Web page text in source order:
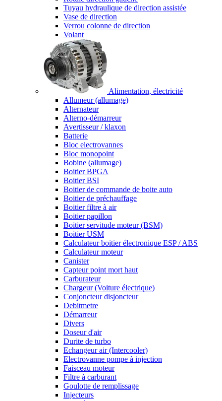
Tuyau hydraulique de direction assistée
Vase de direction
Verrou colonne de direction
Volant
Alimentation, électricité
Allumeur (allumage)
Alternateur
Alterno-démarreur
Avertisseur / klaxon
Batterie
Bloc electrovannes
Bloc monopoint
Bobine (allumage)
Boitier BPGA
Boitier BSI
Boitier de commande de boite auto
Boitier de préchauffage
Boitier filtre à air
Boitier papillon
Boitier servitude moteur (BSM)
Boitier USM
Calculateur boitier électronique ESP / ABS
Calculateur moteur
Canister
Capteur point mort haut
Carburateur
Chargeur (Voiture électrique)
Conjoncteur disjoncteur
Debitmetre
Démarreur
Divers
Doseur d'air
Durite de turbo
Echangeur air (Intercooler)
Electrovanne pompe à injection
Faisceau moteur
Filtre à carburant
Goulotte de remplissage
Injecteurs